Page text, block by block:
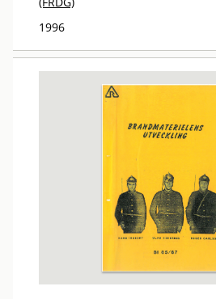
1996